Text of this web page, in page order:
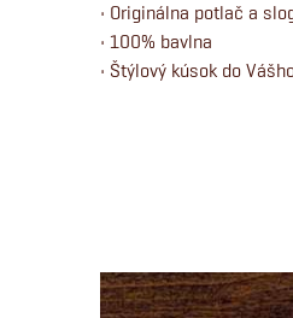
• Originálna potlač a
• 100% bavlna
• Štýlový kúsok do